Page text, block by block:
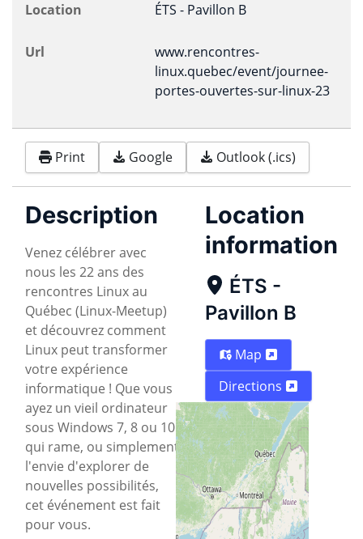
Location ÉTS - Pavillon B
Url
www.rencontres-
linux.quebec/event/journee-
portes-ouvertes-sur-linux-23
Print Google Outlook (.ics)
Description
Venez célébrer avec
nous les 22 ans des
rencontres Linux au
Québec (Linux-Meetup)
et découvrez comment
Linux peut transformer
votre expérience
informatique ! Que vous
ayez un vieil ordinateur
sous Windows 7, 8 ou 10
qui rame, ou simplement
l'envie d'explorer de
nouvelles possibilités,
cet événement est fait
pour vous.
Location
information
ÉTS -
Pavillon B
Map
Directions